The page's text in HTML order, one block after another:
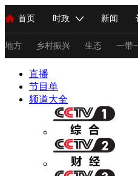
首页 时政 新闻
人民领袖习近平 联播+ 中国
直播 栏目大全 节目
海外频道 iPanda English
地方 乡村振兴 生态 一带
总台春晚
国内 国际
人民领袖习近平
直播
节目单
频道大全